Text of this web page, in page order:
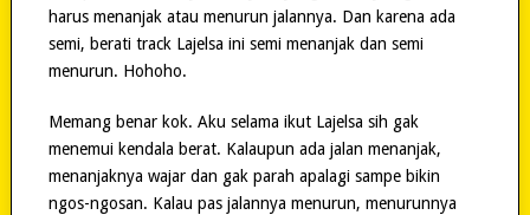
harus menanjak atau menurun jalannya. Dan karena ada
semi, berati track Lajelsa ini semi menanjak dan semi
menurun. Hohoho.
Memang benar kok. Aku selama ikut Lajelsa sih gak
menemui kendala berat. Kalaupun ada jalan menanjak,
menanjaknya wajar dan gak parah apalagi sampe bikin
ngos-ngosan. Kalau pas jalannya menurun, menurunnya